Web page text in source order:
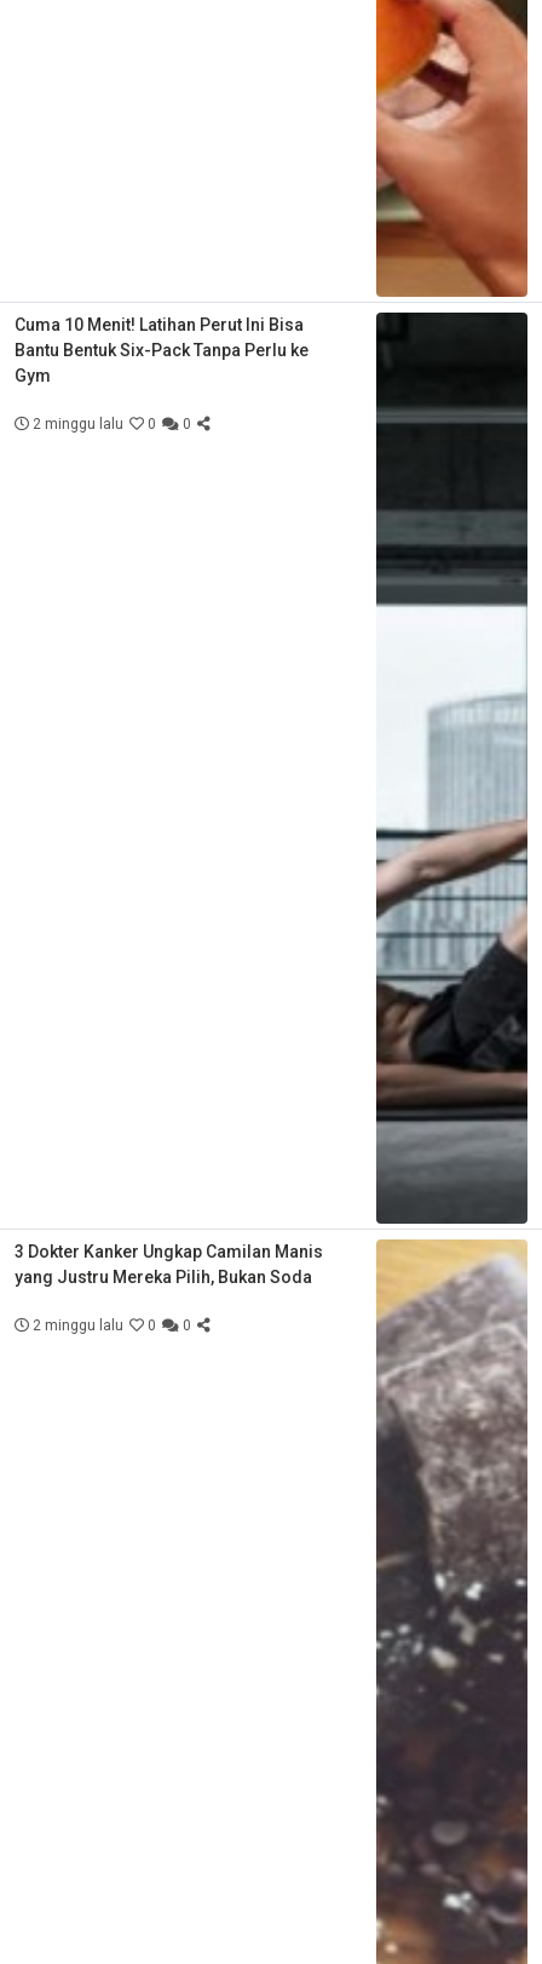
Cuma 10 Menit! Latihan Perut Ini Bisa
Bantu Bentuk Six-Pack Tanpa Perlu ke
Gym
2 minggu lalu 0 0
3 Dokter Kanker Ungkap Camilan Manis
yang Justru Mereka Pilih, Bukan Soda
2 minggu lalu 0 0